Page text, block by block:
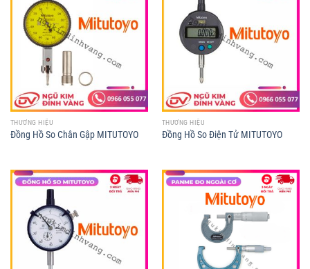
THƯƠNG HIỆU
Đồng Hồ So Chân Gập MITUTOYO
THƯƠNG HIỆU
Đồng Hồ So Điện Tử MITUTOYO